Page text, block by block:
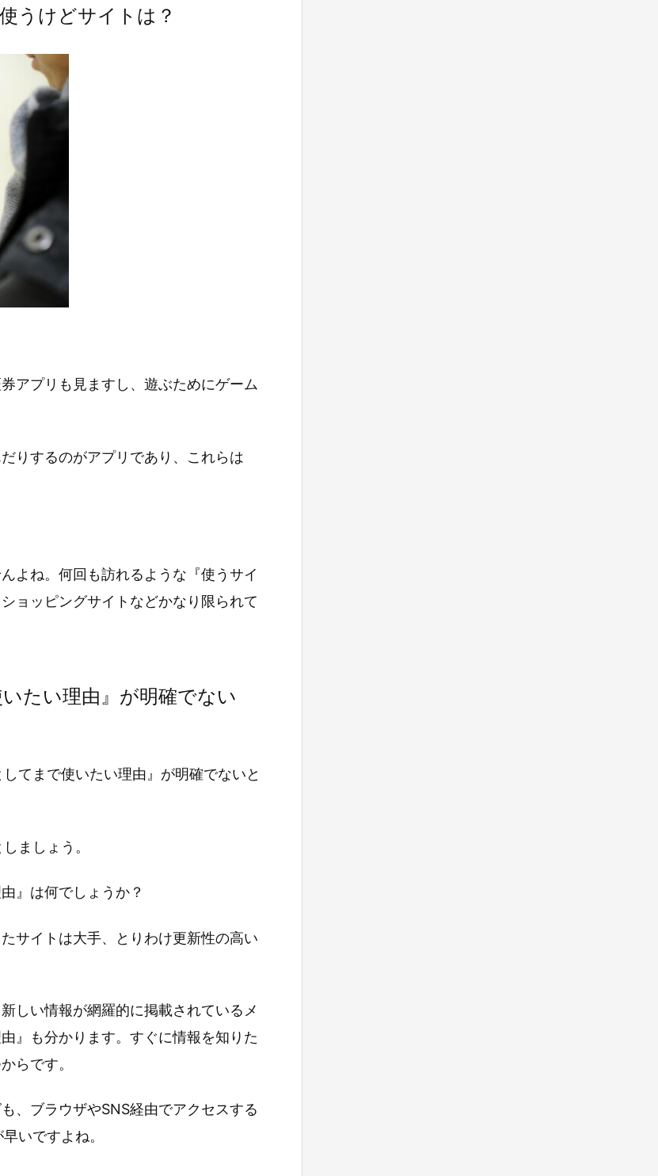
うけどサイトは？
アプリも見ますし、遊ぶためにゲーム
りするのがアプリであり、これらは
よね。何回も訪れるような『使うサイ
ョッピングサイトなどかなり限られて
たい理由』が明確でない
てまで使いたい理由』が明確でないと
ましょう。
』は何でしょうか？
サイトは大手、とりわけ更新性の高い
しい情報が網羅的に掲載されているメ
』も分かります。すぐに情報を知りた
らです。
、ブラウザやSNS経由でアクセスする
いですよね。